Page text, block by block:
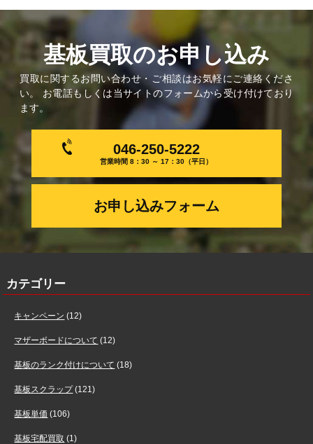
基板買取のお申し込み
買取に関するお問い合わせ・ご相談はお気軽にご連絡くださ
い。 お電話もしくは当サイトのフォームから受け付けており
ます。
046-250-5222
営業時間 8：30 ～ 17：30（平日）
お申し込みフォーム
カテゴリー
キャンペーン (12)
マザーボードについて (12)
基板のランク付けについて (18)
基板スクラップ(121)
基板単価 (106)
基板宅配買取 (1)